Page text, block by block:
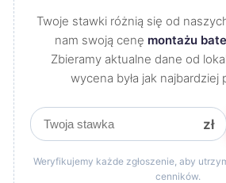
Twoje stawki różnią się od
nam swoją cenę montażu
Zbieramy aktualne dane od
wycena była jak najbardziej
zł
Weryfikujemy każde zgłoszenie, aby
cenników.